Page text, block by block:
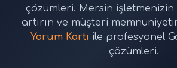
çözümleri. Mersin
artırın ve müşteri
Yorum Kartı ile profesyonel
çözümleri.